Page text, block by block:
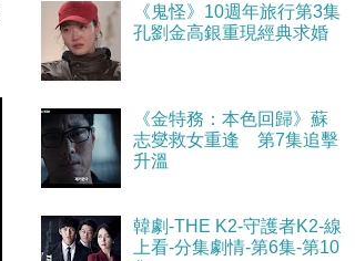
《鬼怪》10週年旅行第3集
孔劉金高銀重現經典求婚
《金特務：本色回歸》蘇
志燮救女重逢 第7集追擊
升溫
韓劇-THE K2-守護者K2-線
上看-分集劇情-第6集-第10